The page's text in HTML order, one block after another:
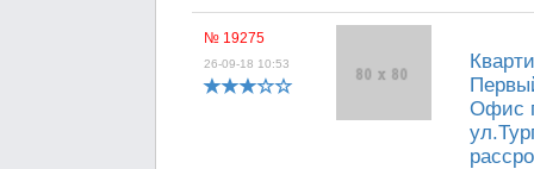
№ 19275
26-09-18 10:53
Офис